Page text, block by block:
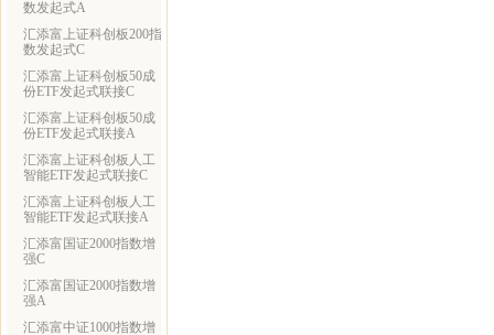
数发起式A
汇添富上证科创板200指
数发起式C
汇添富上证科创板50成
份ETF发起式联接C
汇添富上证科创板50成
份ETF发起式联接A
汇添富上证科创板人工
智能ETF发起式联接C
汇添富上证科创板人工
智能ETF发起式联接A
汇添富国证2000指数增
强C
汇添富国证2000指数增
强A
汇添富中证1000指数增